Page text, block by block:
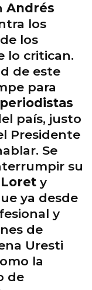
Andrés
los
los
lo critican.
de este
para
periodistas
país, justo
Presidente
Se
su
Loret y
ya desde
y
de
Uresti
la
de